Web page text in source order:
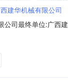
建华机械有限公司
公司最终单位:广西
03-0310:50:00结